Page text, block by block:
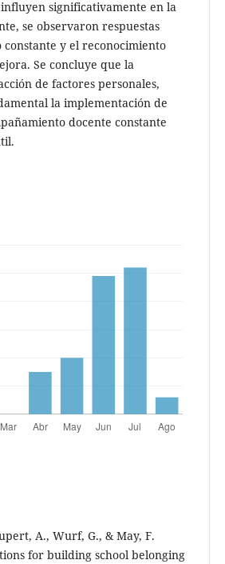
significativamente en la
se observaron respuestas
y el reconocimiento
Se concluye que la
de factores personales,
la implementación de
docente constante
A., Wurf, G., & May, F.
for building school belonging